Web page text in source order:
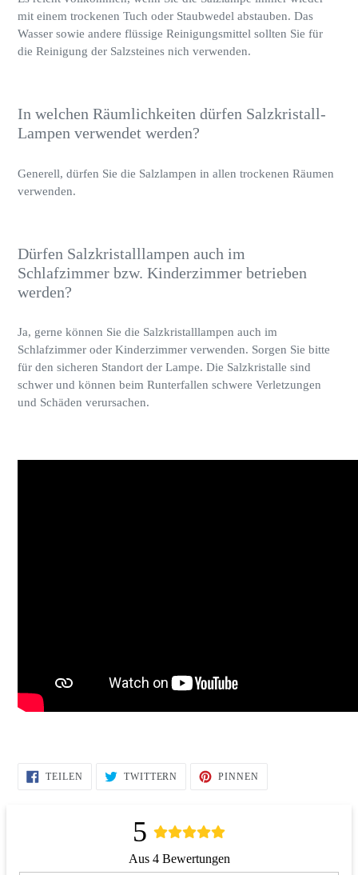
mit einem trockenen Tuch oder Staubwedel abstauben. Das
Wasser sowie andere flüssige Reinigungsmittel sollten Sie für
die Reinigung der Salzsteines nich verwenden.
In welchen Räumlichkeiten dürfen Salzkristall-
Lampen verwendet werden?
Generell, dürfen Sie die Salzlampen in allen trockenen Räumen
verwenden.
Dürfen Salzkristalllampen auch im
Schlafzimmer bzw. Kinderzimmer betrieben
werden?
Ja, gerne können Sie die Salzkristalllampen auch im
Schlafzimmer oder Kinderzimmer verwenden. Sorgen Sie bitte
für den sicheren Standort der Lampe. Die Salzkristalle sind
schwer und können beim Runterfallen schwere Verletzungen
und Schäden verursachen.
TEILENAUF
FACEBOOK
TWITTERN AUF
TWITTER
PINNEN
5
Aus 4 Bewertungen